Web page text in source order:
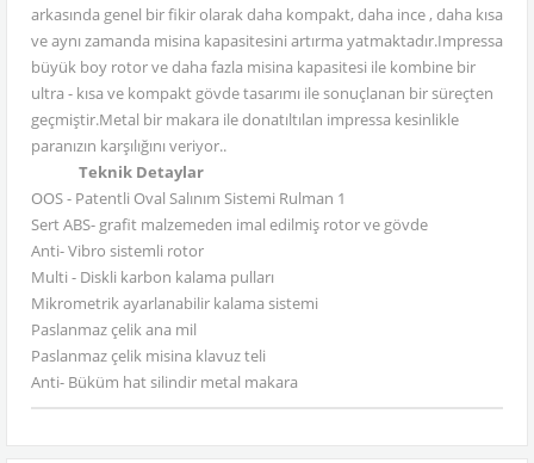
arkasında genel bir fikir olarak daha kompakt, daha ince , daha kısa
ve aynı zamanda misina kapasitesini artırma yatmaktadır.Impressa
büyük boy rotor ve daha fazla misina kapasitesi ile kombine bir
ultra - kısa ve kompakt gövde tasarımı ile sonuçlanan bir süreçten
geçmiştir.Metal bir makara ile donatıltılan impressa kesinlikle
paranızın karşılığını veriyor..
Teknik Detaylar
OOS - Patentli Oval Salınım Sistemi Rulman 1
Sert ABS- grafit malzemeden imal edilmiş rotor ve gövde
Anti- Vibro sistemli rotor
Multi - Diskli karbon kalama pulları
Mikrometrik ayarlanabilir kalama sistemi
Paslanmaz çelik ana mil
Paslanmaz çelik misina klavuz teli
Anti- Büküm hat silindir metal makara